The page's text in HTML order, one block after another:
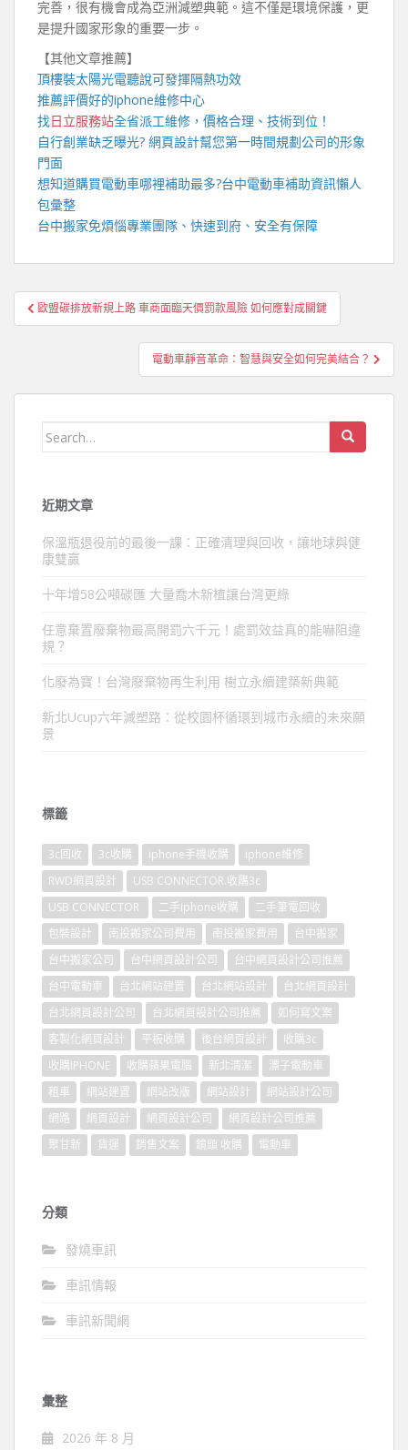
完善，很有機會成為亞洲減塑典範。這不僅是環境保護，更
是提升國家形象的重要一步。
【其他文章推薦】
頂樓裝太陽光電聽說可發揮隔熱功效
推薦評價好的iphone維修中心
找日立服務站全省派工維修，價格合理、技術到位！
自行創業缺乏曝光? 網頁設計幫您第一時間規劃公司的形象
門面
想知道購買電動車哪裡補助最多?台中電動車補助資訊懶人
包彙整
台中搬家免煩惱專業團隊、快速到府、安全有保障
文
章
歐盟碳排放新規上路 車商面臨天價罰款風險 如何應對成關鍵
電動車靜音革命：智慧與安全如何完美結合？
Search
近期文章
保溫瓶退役前的最後一課：正確清理與回收，讓地球與健
康雙贏
十年增58公噸碳匯 大量喬木新植讓台灣更綠
任意棄置廢棄物最高開罰六千元！處罰效益真的能嚇阻違
規？
化廢為寶！台灣廢棄物再生利用 樹立永續建築新典範
新北Ucup六年減塑路：從校園杯循環到城市永續的未來願
景
標籤
3c回收 3c收購 iphone手機收購
iphone維修
RWD網頁設計
USB CONNECTOR.收購3c
USB CONNECTOR
二手iphone收購
二手筆電回收
包裝設計
南投搬家公司費用 南投搬家費用
台中搬家
台中搬家公司
台中網頁設計公司
台中網頁設計公司推薦
台中電動車
台北網站建置 台北網站設計
台北網頁設計
台北網頁設計公司
台北網頁設計公司推薦
如何寫文案
客製化網頁設計
平板收購 後台網頁設計
收購3c
收購IPHONE
收購蘋果電腦 新北清潔
潭子電動車
租車
網站建置 網站改版 網站設計
網站設計公司
網路
網頁設計 網頁設計公司
網頁設計公司推薦
聚甘新
貨運 銷售文案 鏡頭 收購 電動車
分類
發燒車訊
車訊情報
車訊新聞網
彙整
2026 年 8 月